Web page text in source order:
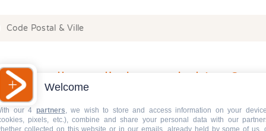
Quelle est l'adresse du bien ?
Welcome
our 4 partners, we wish to store and access information on your
pixels, etc.), combine and share your personal data with our
collected on this website or in our emails, already held by some of us,